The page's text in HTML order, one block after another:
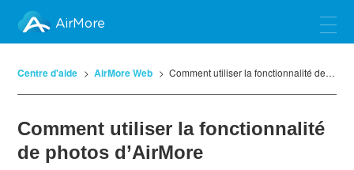
AirMore
Centre d'aide AirMore Web Comment utiliser la fonctionnalité de photos d’AirMore
Comment utiliser la fonctionnalité
de photos d’AirMore